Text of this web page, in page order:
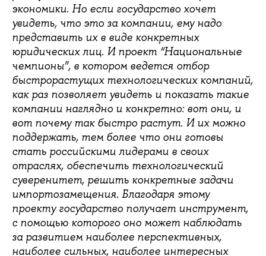
экономики. Но если государство хочет
увидеть, что это за компании, ему надо
представить их в виде конкретных
юридических лиц. И проект “Национальные
чемпионы”, в котором ведется отбор
быстрорастущих технологических компаний,
как раз позволяет увидеть и показать такие
компании наглядно и конкретно: вот они, и
вот почему так быстро растут. И их можно
поддержать, тем более что они готовы
стать российскими лидерами в своих
отраслях, обеспечить технологический
суверенитет, решить конкретные задачи
импортозамещения. Благодаря этому
проекту государство получает инструмент,
с помощью которого оно может наблюдать
за развитием наиболее перспективных,
наиболее сильных, наиболее интересных